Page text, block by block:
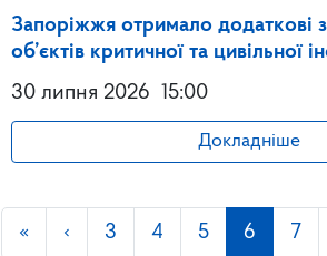
Запоріжжя отримало додаткові
об’єктів критичної та цивільної
30 липня 2026
15:00
Докладніше
« ‹ 3 4 5 6 7